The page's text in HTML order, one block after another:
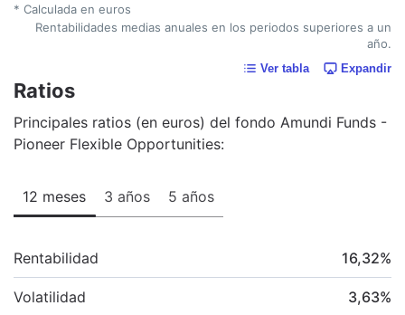
* Calculada en euros
Rentabilidades medias anuales en los periodos superiores a un
año.
Ver tabla Expandir
Ratios
Principales ratios (en euros) del fondo Amundi Funds -
Pioneer Flexible Opportunities:
12 meses 3 años 5 años
Rentabilidad 16,32%
Volatilidad 3,63%